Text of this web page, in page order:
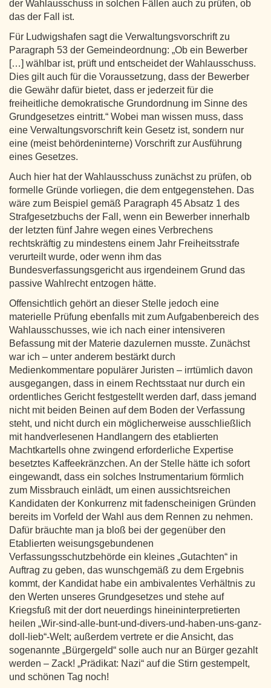
der Wahlausschuss in solchen Fällen auch zu prüfen, ob
das der Fall ist.
Für Ludwigshafen sagt die Verwaltungsvorschrift zu
Paragraph 53 der Gemeindeordnung: „Ob ein Bewerber
[…] wählbar ist, prüft und entscheidet der Wahlausschuss.
Dies gilt auch für die Voraussetzung, dass der Bewerber
die Gewähr dafür bietet, dass er jederzeit für die
freiheitliche demokratische Grundordnung im Sinne des
Grundgesetzes eintritt.“ Wobei man wissen muss, dass
eine Verwaltungsvorschrift kein Gesetz ist, sondern nur
eine (meist behördeninterne) Vorschrift zur Ausführung
eines Gesetzes.
Auch hier hat der Wahlausschuss zunächst zu prüfen, ob
formelle Gründe vorliegen, die dem entgegenstehen. Das
wäre zum Beispiel gemäß Paragraph 45 Absatz 1 des
Strafgesetzbuchs der Fall, wenn ein Bewerber innerhalb
der letzten fünf Jahre wegen eines Verbrechens
rechtskräftig zu mindestens einem Jahr Freiheitsstrafe
verurteilt wurde, oder wenn ihm das
Bundesverfassungsgericht aus irgendeinem Grund das
passive Wahlrecht entzogen hätte.
Offensichtlich gehört an dieser Stelle jedoch eine
materielle Prüfung ebenfalls mit zum Aufgabenbereich des
Wahlausschusses, wie ich nach einer intensiveren
Befassung mit der Materie dazulernen musste. Zunächst
war ich – unter anderem bestärkt durch
Medienkommentare populärer Juristen – irrtümlich davon
ausgegangen, dass in einem Rechtsstaat nur durch ein
ordentliches Gericht festgestellt werden darf, dass jemand
nicht mit beiden Beinen auf dem Boden der Verfassung
steht, und nicht durch ein möglicherweise ausschließlich
mit handverlesenen Handlangern des etablierten
Machtkartells ohne zwingend erforderliche Expertise
besetztes Kaffeekränzchen. An der Stelle hätte ich sofort
eingewandt, dass ein solches Instrumentarium förmlich
zum Missbrauch einlädt, um einen aussichtsreichen
Kandidaten der Konkurrenz mit fadenscheinigen Gründen
bereits im Vorfeld der Wahl aus dem Rennen zu nehmen.
Dafür bräuchte man ja bloß bei der gegenüber den
Etablierten weisungsgebundenen
Verfassungsschutzbehörde ein kleines „Gutachten“ in
Auftrag zu geben, das wunschgemäß zu dem Ergebnis
kommt, der Kandidat habe ein ambivalentes Verhältnis zu
den Werten unseres Grundgesetzes und stehe auf
Kriegsfuß mit der dort neuerdings hineininterpretierten
heilen „Wir-sind-alle-bunt-und-divers-und-haben-uns-ganz-
doll-lieb“-Welt; außerdem vertrete er die Ansicht, das
sogenannte „Bürgergeld“ solle auch nur an Bürger gezahlt
werden – Zack! „Prädikat: Nazi“ auf die Stirn gestempelt,
und schönen Tag noch!